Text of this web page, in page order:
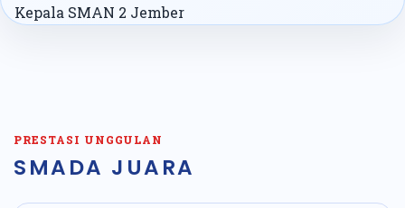
Kepala SMAN 2 Jember
PRESTASI UNGGULAN
SMADA JUARA